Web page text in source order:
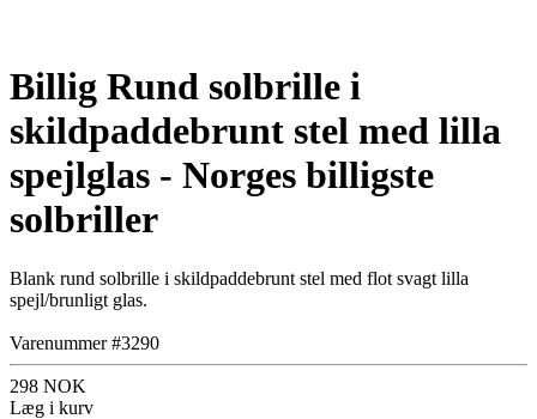
Billig Rund solbrille i
skildpaddebrunt stel med lilla
spejlglas - Norges billigste
solbriller
Blank rund solbrille i skildpaddebrunt stel med flot svagt lilla
spejl/brunligt glas.
Varenummer #3290
298 NOK
Læg i kurv